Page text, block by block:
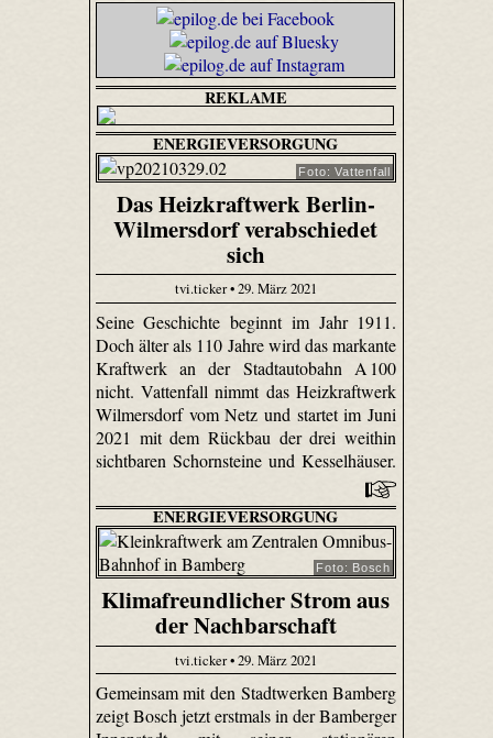
REKLAME
ENERGIEVERSORGUNG
Foto: Vattenfall
Das Heizkraftwerk Berlin-
Wilmersdorf verabschiedet
sich
tvi.ticker • 29. März 2021
Seine Geschichte beginnt im Jahr 1911.
Doch älter als 110 Jahre wird das markante
Kraftwerk an der Stadtautobahn A 100
nicht. Vattenfall nimmt das Heizkraftwerk
Wilmersdorf vom Netz und startet im Juni
2021 mit dem Rückbau der drei weithin
sichtbaren Schornsteine und Kesselhäuser.
ENERGIEVERSORGUNG
Foto: Bosch
Klimafreundlicher Strom aus
der Nachbarschaft
tvi.ticker • 29. März 2021
Gemeinsam mit den Stadtwerken Bamberg
zeigt Bosch jetzt erstmals in der Bamberger